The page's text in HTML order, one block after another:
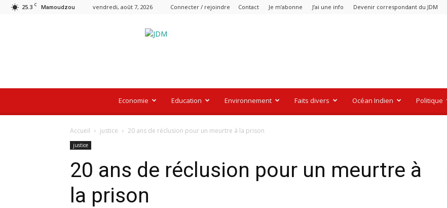
25.3 C Mamoudzou vendredi, août 7, 2026 Connecter / rejoindre Contact Je m’abonne J’ai une info Devenir correspondant du JDM
Economie Education Environnement Faits divers Océan Indien Politique
Accueil justice 20 ans de réclusion pour un meurtre à la prison
justice
20 ans de réclusion pour un meurtre à
la prison